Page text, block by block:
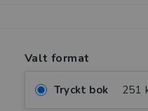
Valt format
Tryckt bok 251